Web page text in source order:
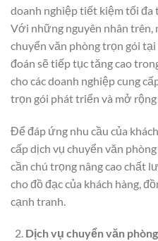
doanh nghiệp tiết kiệm tối đa
Với những nguyên nhân trên,
chuyển văn phòng trọn gói
đoán sẽ tiếp tục tăng cao
cho các doanh nghiệp cung
trọn gói phát triển và mở
Để đáp ứng nhu cầu của
cấp dịch vụ chuyển văn
cần chú trọng nâng cao chất
cho đồ đạc của khách hàng,
cạnh tranh.
Dịch vụ chuyển văn